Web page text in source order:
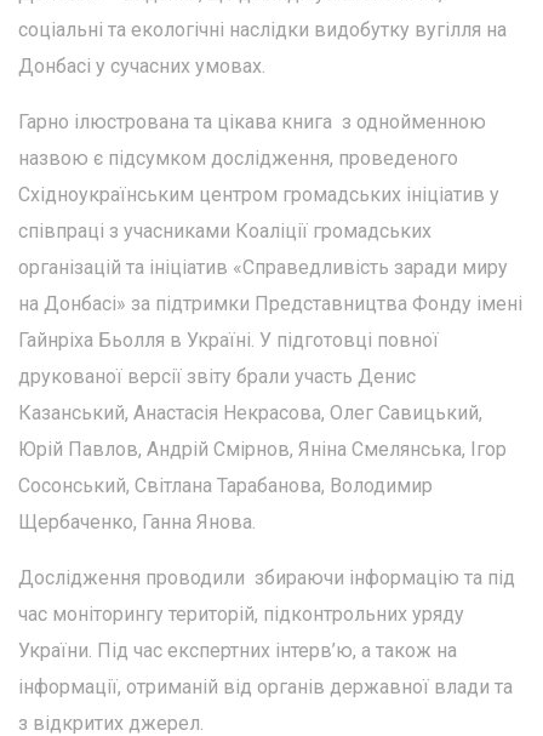
соціальні та екологічні наслідки видобутку вугілля на
Донбасі у сучасних умовах.
Гарно ілюстрована та цікава книга з однойменною
назвою є підсумком дослідження, проведеного
Східноукраїнським центром громадських ініціатив у
співпраці з учасниками Коаліції громадських
організацій та ініціатив «Справедливість заради миру
на Донбасі» за підтримки Представництва Фонду імені
Гайнріха Бьолля в Україні. У підготовці повної
друкованої версії звіту брали участь Денис
Казанський, Анастасія Некрасова, Олег Савицький,
Юрій Павлов, Андрій Смірнов, Яніна Смелянська, Ігор
Сосонський, Світлана Тарабанова, Володимир
Щербаченко, Ганна Янова.
Дослідження проводили збираючи інформацію та під
час моніторингу територій, підконтрольних уряду
України. Під час експертних інтерв’ю, а також на
інформації, отриманій від органів державної влади та
з відкритих джерел.